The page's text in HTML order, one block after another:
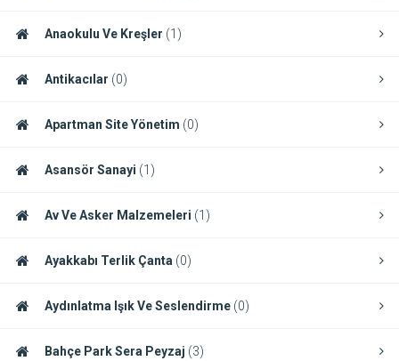
Anaokulu Ve Kreşler (1)
Antikacılar (0)
Apartman Site Yönetim (0)
Asansör Sanayi (1)
Av Ve Asker Malzemeleri (1)
Ayakkabı Terlik Çanta (0)
Aydınlatma Işık Ve Seslendirme (0)
Bahçe Park Sera Peyzaj (3)